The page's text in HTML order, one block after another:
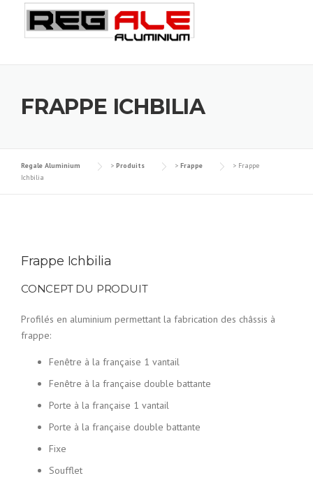
content
FRAPPE ICHBILIA
Regale Aluminium > Produits > Frappe > Frappe
Ichbilia
Frappe Ichbilia
CONCEPT DU PRODUIT
Profilés en aluminium permettant la fabrication des châssis à
frappe:
Fenêtre à la française 1 vantail
Fenêtre à la française double battante
Porte à la française 1 vantail
Porte à la française double battante
Fixe
Soufflet